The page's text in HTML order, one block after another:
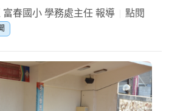
富春國小 學務處主任 報導
點閱